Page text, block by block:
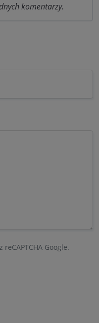
komentarzy.
Google.